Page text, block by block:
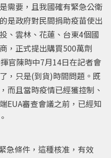
需要，且我國確有緊急公衛
是政府對民間捐助疫苗使出
、雲林、花蓮、台東4個國
，正式提出購買500萬劑
官陳時中7月14日在記者會
，只是(到貨)時間問題。既
而且當時疫情已經獲控制、
EUA審查會議之前，已經知
急條件，這種核准，有效